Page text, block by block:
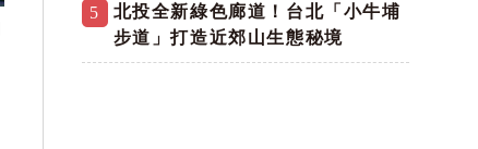
5
北投全新綠色廊道！台北「小牛埔
步道」打造近郊山生態秘境